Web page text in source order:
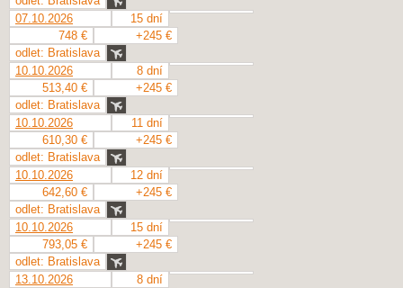
07.10.2026
15 dní
748 €
+245 €
odlet: Bratislava
10.10.2026
8 dní
513,40 €
+245 €
odlet: Bratislava
10.10.2026
11 dní
610,30 €
+245 €
odlet: Bratislava
10.10.2026
12 dní
642,60 €
+245 €
odlet: Bratislava
10.10.2026
15 dní
793,05 €
+245 €
odlet: Bratislava
13.10.2026
8 dní